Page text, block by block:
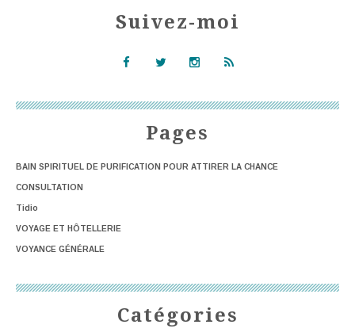
Catégories
Pages
BAIN SPIRITUEL DE PURIFICATION POUR ATTIRER LA CHANCE
CONSULTATION
Tidio
VOYAGE ET HÔTELLERIE
VOYANCE GÉNÉRALE
Suivez-moi